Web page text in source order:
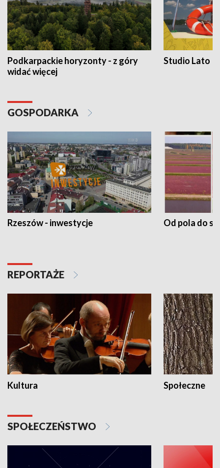
Podkarpackie horyzonty - z góry
widać więcej
Studio Lato
GOSPODARKA
Rzeszów - inwestycje Od pola do
REPORTAŻE
Kultura Społeczne
SPOŁECZEŃSTWO